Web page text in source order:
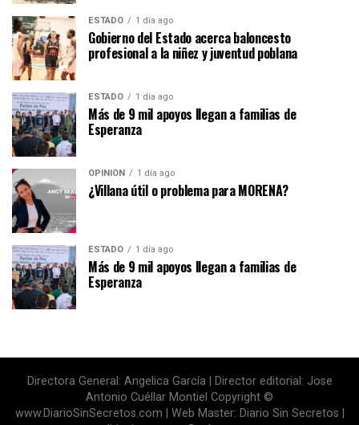
ESTADO 1 día ago
Gobierno del Estado acerca baloncesto
profesional a la niñez y juventud poblana
ESTADO 1 día ago
Más de 9 mil apoyos llegan a familias de
Esperanza
OPINIÓN 1 día ago
¿Villana útil o problema para MORENA?
ESTADO 1 día ago
Más de 9 mil apoyos llegan a familias de
Esperanza
Directora General: Angelica García | Director editorial: Jose
Antonio Cuéllar Montiel Copyright ©
www.DiarioSinSecretos.com | Web Master: Diario Sin Secretos |